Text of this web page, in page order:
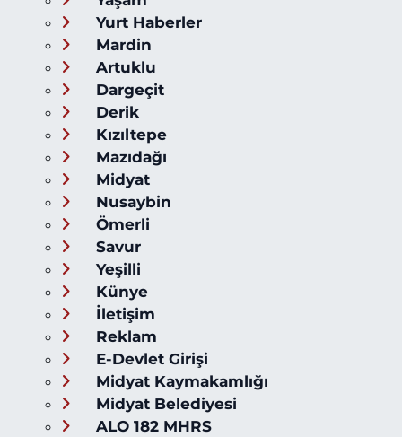
Yurt Haberler
Mardin
Artuklu
Dargeçit
Derik
Kızıltepe
Mazıdağı
Midyat
Nusaybin
Ömerli
Savur
Yeşilli
Künye
İletişim
Reklam
E-Devlet Girişi
Midyat Kaymakamlığı
Midyat Belediyesi
ALO 182 MHRS